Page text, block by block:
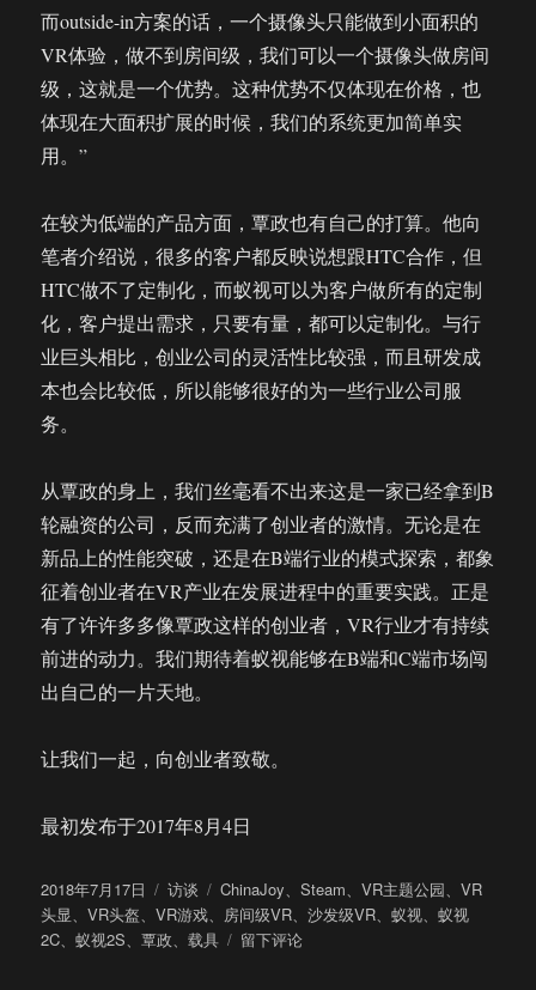
而outside-in方案的话，一个摄像头只能做到小面积的
VR体验，做不到房间级，我们可以一个摄像头做房间
级，这就是一个优势。这种优势不仅体现在价格，也
体现在大面积扩展的时候，我们的系统更加简单实
用。”
在较为低端的产品方面，覃政也有自己的打算。他向
笔者介绍说，很多的客户都反映说想跟HTC合作，但
HTC做不了定制化，而蚁视可以为客户做所有的定制
化，客户提出需求，只要有量，都可以定制化。与行
业巨头相比，创业公司的灵活性比较强，而且研发成
本也会比较低，所以能够很好的为一些行业公司服
务。
从覃政的身上，我们丝毫看不出来这是一家已经拿到B
轮融资的公司，反而充满了创业者的激情。无论是在
新品上的性能突破，还是在B端行业的模式探索，都象
征着创业者在VR产业在发展进程中的重要实践。正是
有了许许多多像覃政这样的创业者，VR行业才有持续
前进的动力。我们期待着蚁视能够在B端和C端市场闯
出自己的一片天地。
让我们一起，向创业者致敬。
最初发布于2017年8月4日
发
布
于
2018年7月17日
分
类
访谈
标
签
ChinaJoy、Steam、VR主题公园、VR
头显、VR头盔、VR游戏、 房间级VR、沙发级VR、蚁视、蚁视
2C、蚁视2S、覃政、载具
于
留下评论